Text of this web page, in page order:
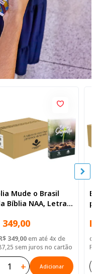
Mude o Brasil
Bíblia NAA, Letra
Brasil
349,00
349,00em até 4x de
sem juros no cartão
+ Adicionar
—
ou
R$